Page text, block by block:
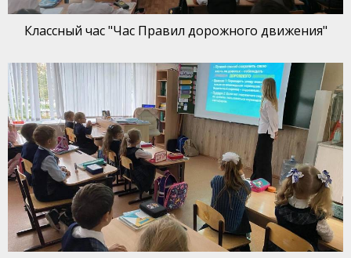
Классный час "Час Правил дорожного движения"